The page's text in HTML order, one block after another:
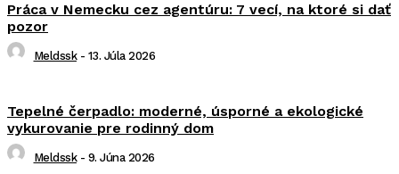
Práca v Nemecku cez agentúru: 7 vecí, na ktoré si dať
pozor
Meldssk - 13. Júla 2026
Tepelné čerpadlo: moderné, úsporné a ekologické
vykurovanie pre rodinný dom
Meldssk - 9. Júna 2026